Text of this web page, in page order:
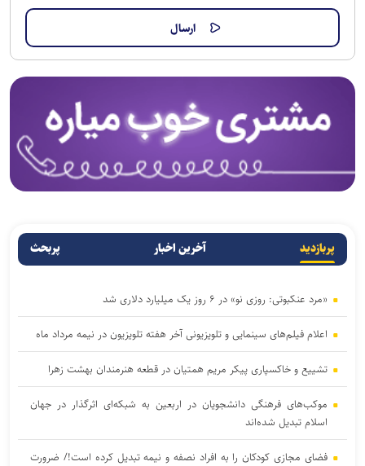
پربازدید آخرین اخبار پربحث
«مرد عنکبوتی: روزی نو» در ۶ روز یک میلیارد دلاری شد
اعلام فیلم‌های سینمایی و تلویزیونی آخر هفته تلویزیون در نیمه مرداد ماه
تشییع و خاکسپاری پیکر مریم همتیان در قطعه هنرمندان بهشت زهرا
موکب‌های فرهنگی دانشجویان در اربعین به شبکه‌ای اثرگذار در جهان
اسلام تبدیل شده‌اند
فضای مجازی کودکان را به افراد نصفه و نیمه تبدیل کرده است!/ ضرورت